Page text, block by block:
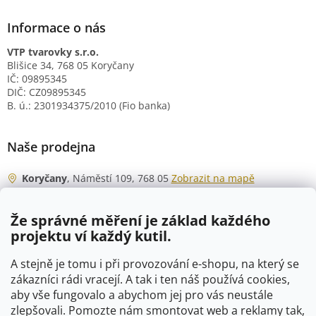
Že správné měření je základ každého
projektu ví každý kutil.
A stejně je tomu i při provozování e-shopu, na který se
zákazníci rádi vracejí. A tak i ten náš používá cookies,
aby vše fungovalo a abychom jej pro vás neustále
zlepšovali. Pomozte nám smontovat web a reklamy tak,
Informace o nás
VTP tvarovky s.r.o.
Blišice 34, 768 05 Koryčany
IČ: 09895345
DIČ: CZ09895345
B. ú.: 2301934375/2010 (Fio banka)
Naše prodejna
Koryčany, Náměstí 109, 768 05Zobrazit na mapě
Po - Čt
06:00 - 07:00
07:30 - 15:30
Pá
06:00 - 07:00
07:30 - 15:00
So
07:00 - 10:00